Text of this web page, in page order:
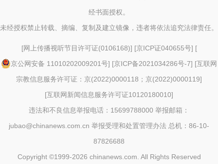
经书面授权。
未经授权禁止转载、摘编、复制及建立镜像，违者将依法追究法律责任。
[网上传播视听节目许可证(0106168)] [京ICP证040655号] [
京公网安备 11010202009201号] [京ICP备2021034286号-7] [互联网
宗教信息服务许可证：京(2022)0000118；京(2022)0000119]
[互联网新闻信息服务许可证10120180010]
违法和不良信息举报电话：15699788000 举报邮箱：
jubao@chinanews.com.cn 举报受理和处置管理办法 总机：86-10-
87826688
Copyright ©1999-2026 chinanews.com. All Rights Reserved